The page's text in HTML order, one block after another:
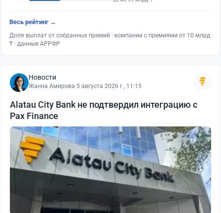
Весь рейтинг →
Доля выплат от собранных премий · компании с премиями от 10 млрд
₸ · данные АРРФР
Новости
Жанна Амирова·5 августа 2026 г., 11:15
Alatau City Bank не подтвердил интеграцию с
Pax Finance